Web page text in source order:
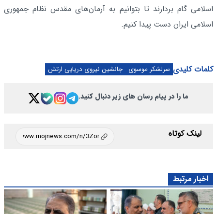
اسلامی گام بردارند تا بتوانیم به آرمان‌های مقدس نظام جمهوری
اسلامی ایران دست پیدا کنیم.
کلمات کلیدی سرلشکر موسوی جانشین نیروی دریایی ارتش
ما را در پیام رسان های زیر دنبال کنید.
لینک کوتاه
اخبار مرتبط